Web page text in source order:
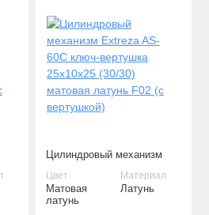
Цилиндровый механизм
Extreza AS-60С ключ-
вертушка 25x10x25 (30/30)
матовая латунь F02 (с
Цвет
Матовая
латунь
Материал
Латунь